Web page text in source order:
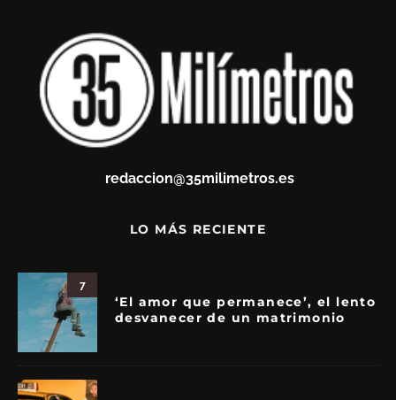
redaccion@35milimetros.es
LO MÁS RECIENTE
7
‘El amor que permanece’, el lento
desvanecer de un matrimonio